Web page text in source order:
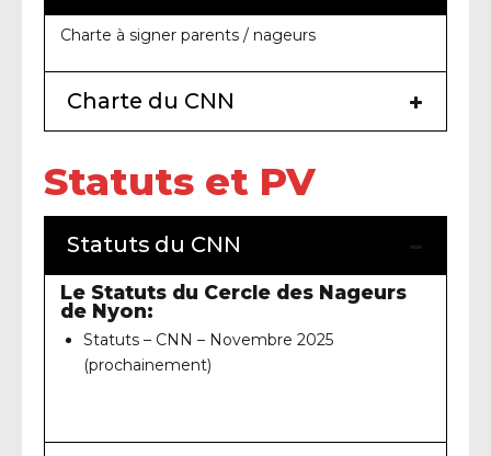
Charte à signer parents / nageurs
Charte du CNN
Statuts et PV
Statuts du CNN
Le Statuts du Cercle des Nageurs
de Nyon:
Statuts – CNN – Novembre 2025
(prochainement)